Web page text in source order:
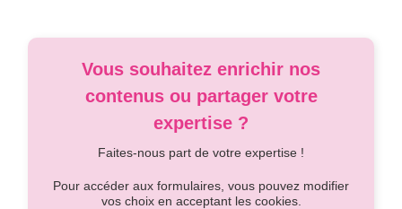
Vous souhaitez enrichir nos
contenus ou partager votre
expertise ?
Faites-nous part de votre expertise !
Pour accéder aux formulaires, vous pouvez modifier
vos choix en acceptant les cookies.